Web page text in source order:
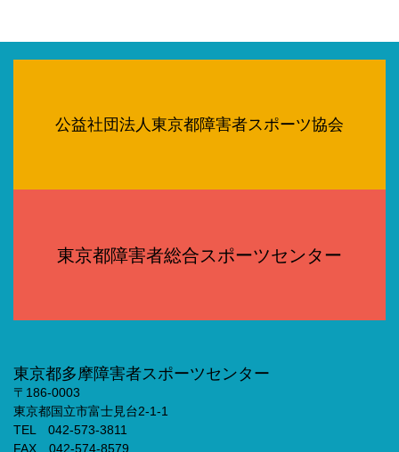
公益社団法人東京都障害者スポーツ協会
東京都障害者総合スポーツセンター
東京都多摩障害者スポーツセンター
〒186-0003
東京都国立市富士見台2-1-1
TEL 042-573-3811
FAX 042-574-8579